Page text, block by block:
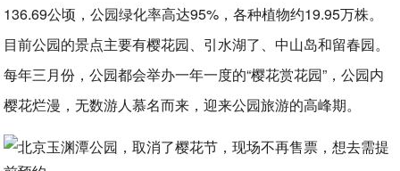
136.69公顷，公园绿化率高达95%，各种植物约19.95万株。
目前公园的景点主要有樱花园、引水湖了、中山岛和留春园。
每年三月份，公园都会举办一年一度的“樱花赏花园”，公园内
樱花烂漫，无数游人慕名而来，迎来公园旅游的高峰期。